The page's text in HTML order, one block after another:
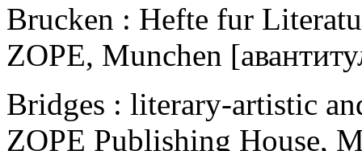
Brucken : Hefte fur
ZOPE, Munchen
Bridges : literary-artistic
ZOPE Publishing House,